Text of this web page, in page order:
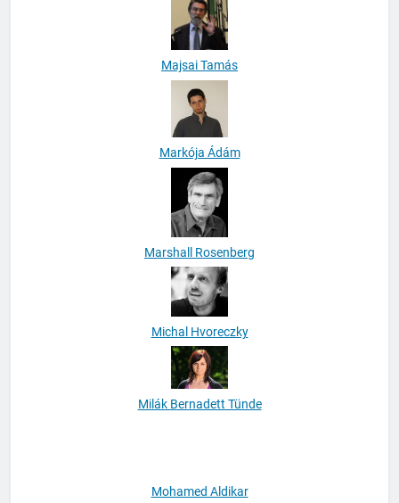
Majsai Tamás
Markója Ádám
Marshall Rosenberg
Michal Hvoreczky
Milák Bernadett Tünde
Mohamed Aldikar